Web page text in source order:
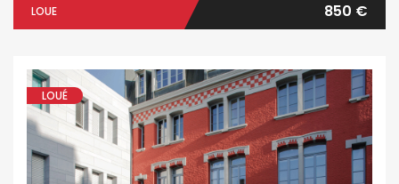
LOUE 850 €
LOUÉ